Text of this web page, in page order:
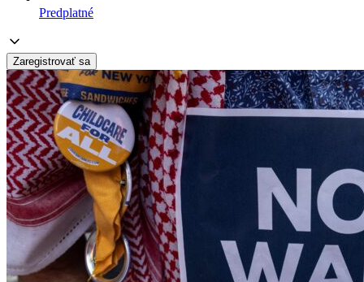
Predplatné
Zaregistrovať sa